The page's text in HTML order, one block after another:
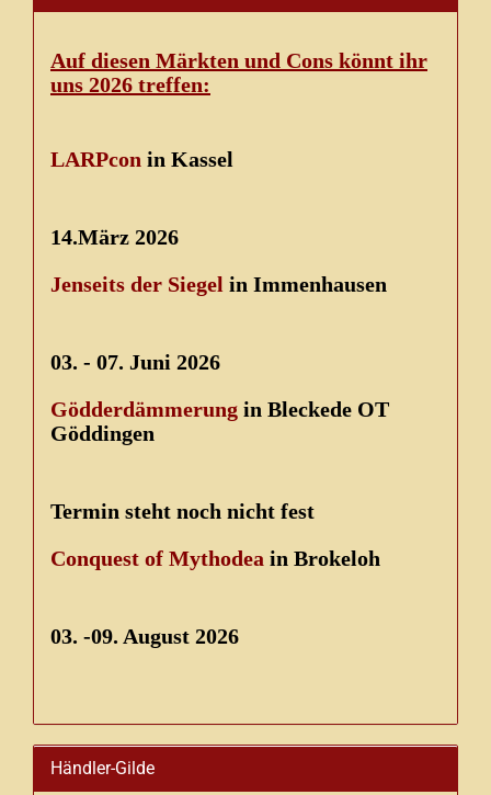
Auf diesen Märkten und Cons könnt ihr
uns 2026 treffen:
LARPcon in Kassel
14.März 2026
Jenseits der Siegel in Immenhausen
03. - 07. Juni 2026
Gödderdämmerung in Bleckede OT
Göddingen
Termin steht noch nicht fest
Conquest of Mythodea in Brokeloh
03. -09. August 2026
Händler-Gilde